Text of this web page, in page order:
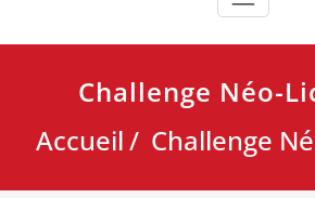
Challenge Néo-
Accueil
Challenge